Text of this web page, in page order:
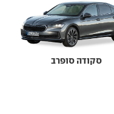
סקודה סופרב